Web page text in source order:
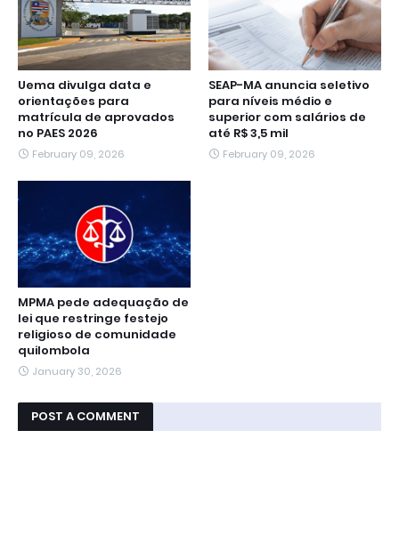
Uema divulga data e
orientações para
matrícula de aprovados
no PAES 2026
February 09, 2026
SEAP-MA anuncia seletivo
para níveis médio e
superior com salários de
até R$ 3,5 mil
February 09, 2026
MPMA pede adequação de
lei que restringe festejo
religioso de comunidade
quilombola
January 30, 2026
POST A COMMENT